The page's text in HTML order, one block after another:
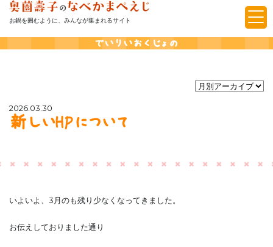
お鍋を囲むように、みんなが集まれるサイト
でいりいおくじょの
2026.03.30
新しいHPについて
いよいよ、3月のも残り少なくなってきました。
お伝えしておりました通り